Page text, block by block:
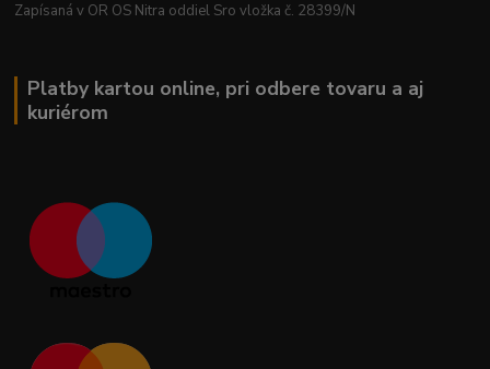
Zapísaná v OR OS Nitra oddiel Sro vložka č. 28399/N
Platby kartou online, pri odbere tovaru a aj
kuriérom